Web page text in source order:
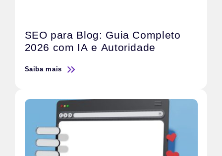
SEO para Blog: Guia Completo
2026 com IA e Autoridade
Saiba mais